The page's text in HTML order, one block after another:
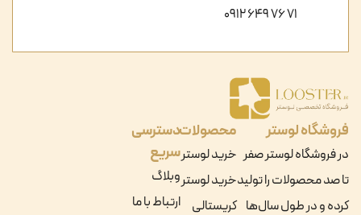
فروشگاه لوستر
در فروشگاه لوستر صفر
تا صد محصولات را تولید
کرده و در طول سال‌ها
محصولات
خرید لوستر
خرید لوستر
کریستالی
دسترسی
سریع
وبلاگ
ارتباط با ما
71 76 649 0912